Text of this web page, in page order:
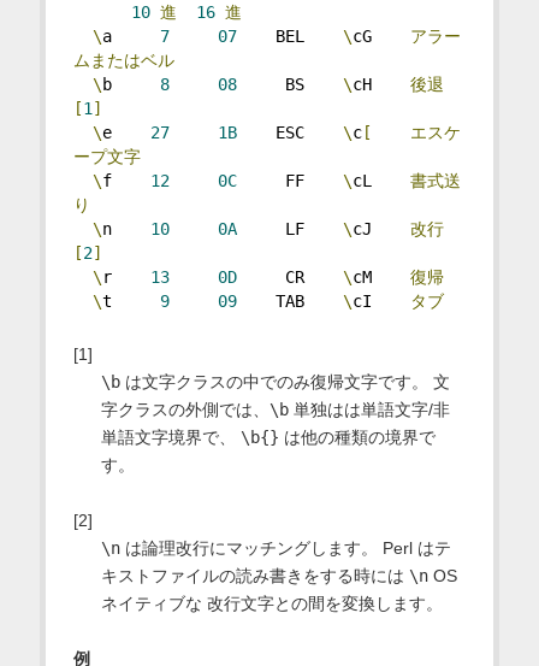
10 進 16 進
\a 7 07 BEL \cG アラー
ムまたはベル
\b 8 08 BS \cH 後退
[1]
\e 27 1B ESC \c[
エスケ
ープ文字
\f 12 0C FF \cL 書式送
り
\n 10 0A LF \cJ 改行
[2]
\r 13 0D CR \cM 復帰
\t 9 09 TAB \cI タブ
[1]
\bは文字クラスの中でのみ復帰文字です。 文
字クラスの外側では、 \b単独はは単語文字/非
単語文字境界で、 \b{} は他の種類の境界で
す。
[2]
\nは論理改行にマッチングします。 Perl はテ
キストファイルの読み書きをする時には \nOS
ネイティブな 改行文字との間を変換します。
例